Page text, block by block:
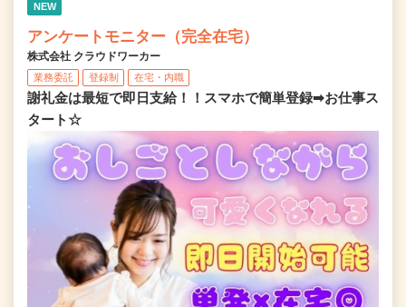
NEW
アンケートモニター（完全在宅）
株式会社 クラウドワーカー
業務委託 登録制 在宅・内職
謝礼金は最短で即日支給！！スマホで簡単登録➡お仕事ス
タート☆